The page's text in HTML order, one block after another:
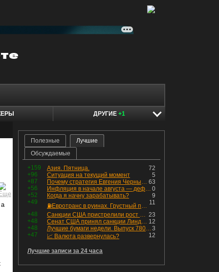
ДРУГИЕ +1
Полезные
Лучшие
Обсуждаемые
+159 72
Азия. Пятница.
+96
5
Ситуация на текущий момент
+87
63
Почему стратегия Евгения Черных приведет вас к убыткам в 2026 году
+56
0
Инфляция в начале августа — дефляция из-за топлива и плодоовощной корзины, но услуги продолжают дорожать, а рубль начал ослабевать.
+52
9
Когда я начну зарабатывать?
+49
11
⛽️Евротранс в руинах. Грустный пост😶😞 Что изменилось в облигациях?
+48
23
Санкции США пристрелили рост акций в России
+48
12
Сенат США принял санкции Линдси Грэма против России
+48
3
Лучшие бумаги недели. Выпуск 780 – обновления для пятницы
+47
12
📈 Валюта развернулась?
Лучшие записи за 24 часа